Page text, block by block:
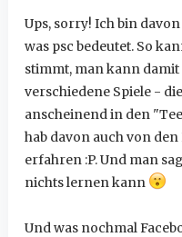
Ups, sorry! Ich bin
was psc bedeutet. So
stimmt, man kann damit
verschiedene Spiele -
anscheinend in den
hab davon auch von
erfahren :P. Und man
nichts lernen kann
Und was nochmal